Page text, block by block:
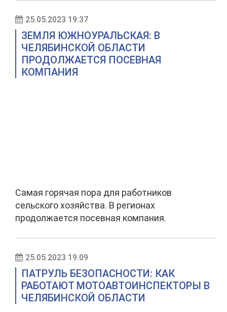
25.05.2023 19:37
ЗЕМЛЯ ЮЖНОУРАЛЬСКАЯ: В
ЧЕЛЯБИНСКОЙ ОБЛАСТИ
ПРОДОЛЖАЕТСЯ ПОСЕВНАЯ
КОМПАНИЯ
Самая горячая пора для работников
сельского хозяйства. В регионах
продолжается посевная компания.
25.05.2023 19:09
ПАТРУЛЬ БЕЗОПАСНОСТИ: КАК
РАБОТАЮТ МОТОАВТОИНСПЕКТОРЫ В
ЧЕЛЯБИНСКОЙ ОБЛАСТИ